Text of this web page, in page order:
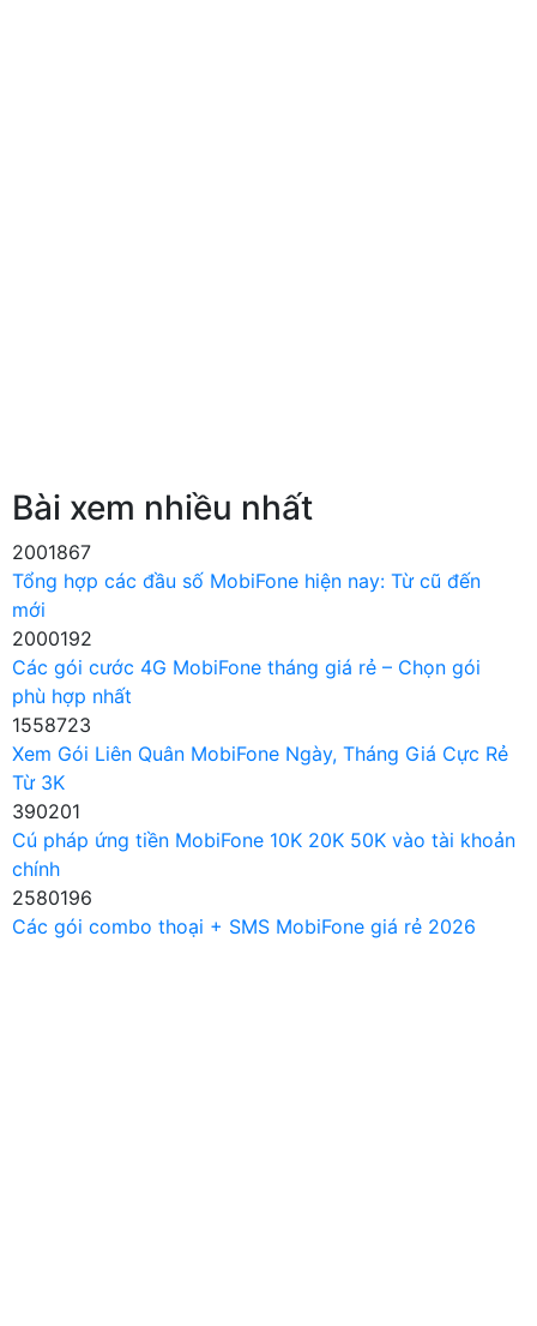
Bài xem nhiều nhất
2001867
Tổng hợp các đầu số MobiFone hiện nay: Từ cũ đến
mới
2000192
Các gói cước 4G MobiFone tháng giá rẻ – Chọn gói
phù hợp nhất
1558723
Xem Gói Liên Quân MobiFone Ngày, Tháng Giá Cực Rẻ
Từ 3K
390201
Cú pháp ứng tiền MobiFone 10K 20K 50K vào tài khoản
chính
2580196
Các gói combo thoại + SMS MobiFone giá rẻ 2026